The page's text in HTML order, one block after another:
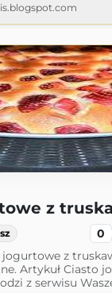
z
0
z
Artykuł Ciasto
z serwisu